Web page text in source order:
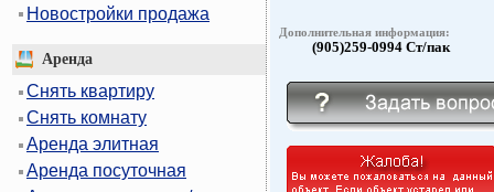
Новостройки продажа
Аренда
Снять квартиру
Снять комнату
Аренда элитная
Аренда посуточная
Дополнительная информация:
(905)259-0994 Ст/пак